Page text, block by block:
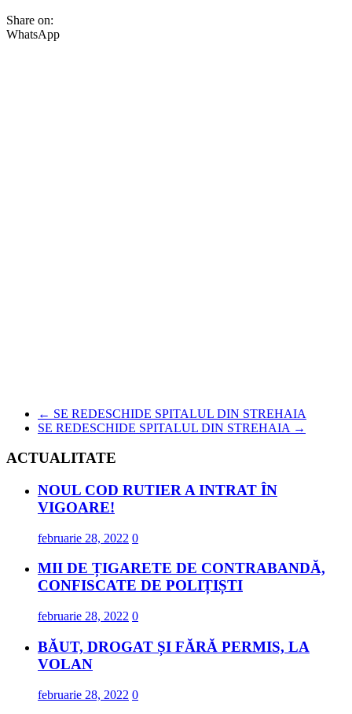
Share on:
WhatsApp
← SE REDESCHIDE SPITALUL DIN STREHAIA
SE REDESCHIDE SPITALUL DIN STREHAIA →
ACTUALITATE
NOUL COD RUTIER A INTRAT ÎN
VIGOARE!
februarie 28, 2022 0
MII DE ȚIGARETE DE CONTRABANDĂ,
CONFISCATE DE POLIȚIȘTI
februarie 28, 2022 0
BĂUT, DROGAT ȘI FĂRĂ PERMIS, LA
VOLAN
februarie 28, 2022 0